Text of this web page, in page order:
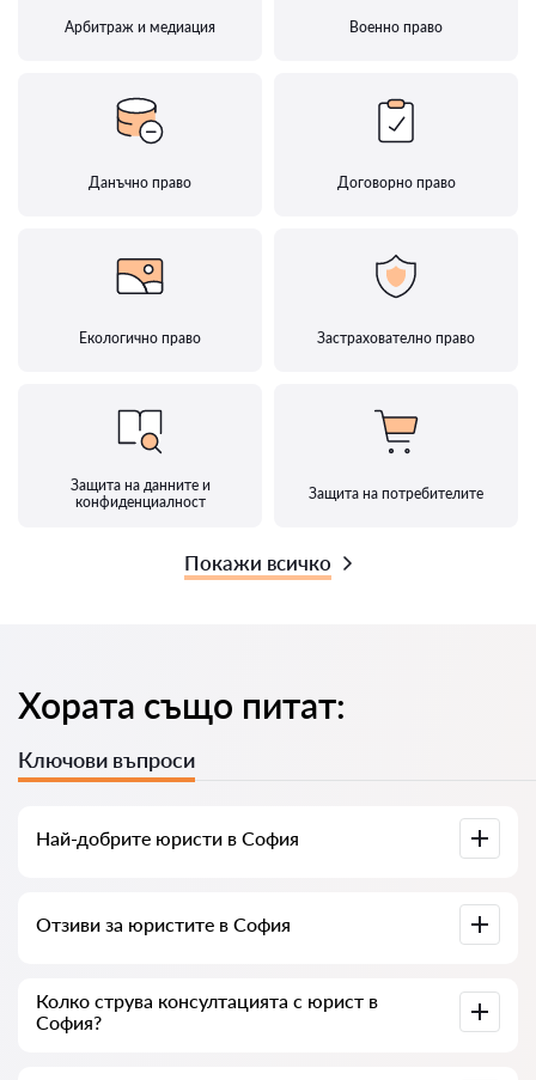
Арбитраж и медиация Военно право
Данъчно право Договорно право
Екологично право Застрахователно право
Защита на данните и
конфиденциалност
Защита на потребителите
Покажи всичко
Хората също питат:
Ключови въпроси
Най-добрите юристи в София
пълна информация. Цени, отзиви, телефонен номер и
Отзиви за юристите в София
юристите, не изтриваме отрицателни отзиви и няма
възможност за манипулация.
Колко струва консултацията с юрист в
София?